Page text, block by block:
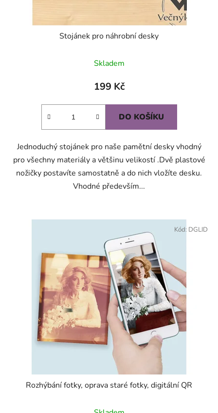
Stojánek pro náhrobní desky
Skladem
199 Kč
DO KOŠÍKU
Jednoduchý stojánek pro naše pamětní desky vhodný
pro všechny materiály a většinu velikostí .Dvě plastové
nožičky postavíte samostatně a do nich vložíte desku.
Vhodné především...
Rozhýbání fotky, oprava staré fotky, digitální QR
Kód: DGLID